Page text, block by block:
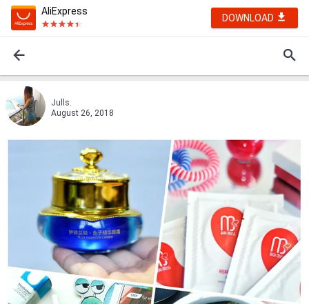
AliExpress
DOWNLOAD
Julls.
August 26, 2018